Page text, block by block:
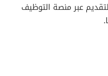
عبر منصة التوظيف